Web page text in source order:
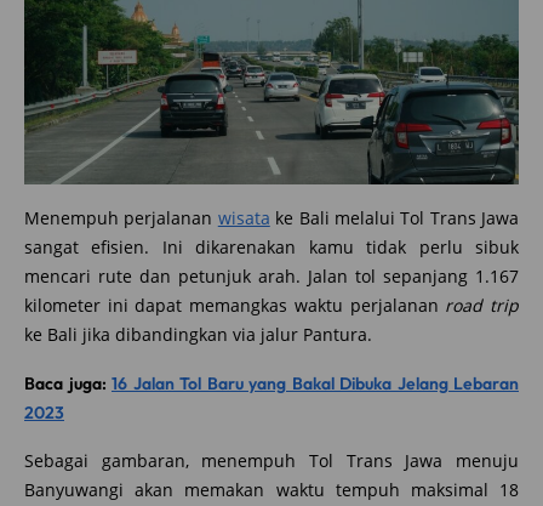
Menempuh perjalanan wisata ke Bali melalui Tol Trans Jawa
sangat efisien. Ini dikarenakan kamu tidak perlu sibuk
mencari rute dan petunjuk arah. Jalan tol sepanjang 1.167
kilometer ini dapat memangkas waktu perjalanan road trip
ke Bali jika dibandingkan via jalur Pantura.
Baca juga: 16 Jalan Tol Baru yang Bakal Dibuka Jelang Lebaran
2023
Sebagai gambaran, menempuh Tol Trans Jawa menuju
Banyuwangi akan memakan waktu tempuh maksimal 18